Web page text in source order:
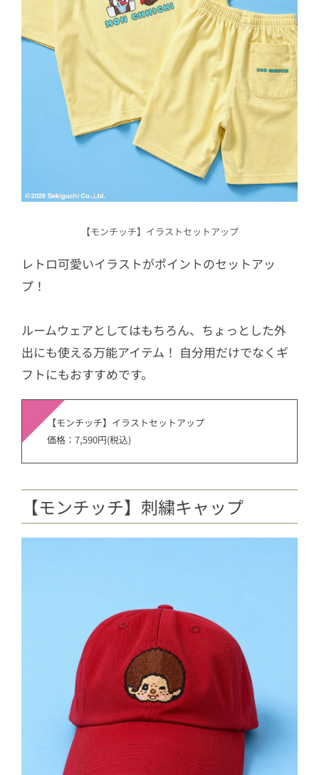
【モンチッチ】イラストセットアップ
レトロ可愛いイラストがポイントのセットアッ
プ！
ルームウェアとしてはもちろん、ちょっとした外
出にも使える万能アイテム！ 自分用だけでなくギ
フトにもおすすめです。
【モンチッチ】イラストセットアップ
価格：7,590円(税込)
【モンチッチ】刺繍キャップ